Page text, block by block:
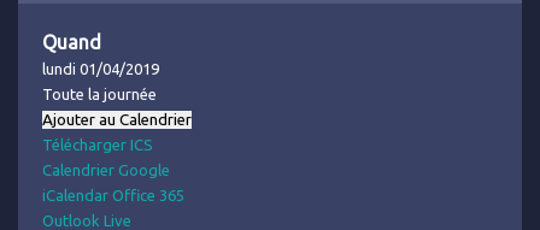
Quand
lundi 01/04/2019
Toute la journée
Ajouter au Calendrier
Télécharger ICS
Calendrier Google
iCalendar Office 365
Outlook Live